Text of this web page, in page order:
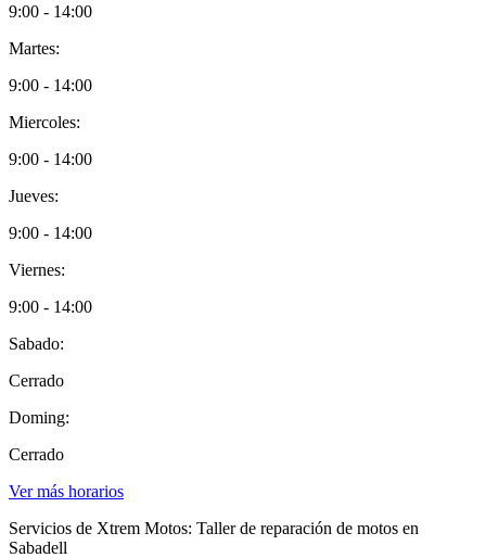
9:00 - 14:00
Martes:
9:00 - 14:00
Miercoles:
9:00 - 14:00
Jueves:
9:00 - 14:00
Viernes:
9:00 - 14:00
Sabado:
Cerrado
Doming:
Cerrado
Ver más horarios
Servicios de Xtrem Motos: Taller de reparación de motos en
Sabadell